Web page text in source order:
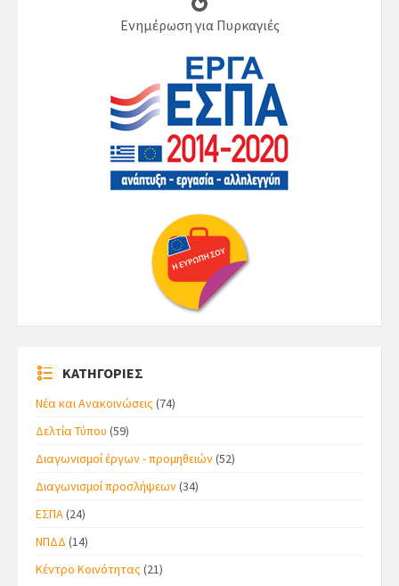
Ενημέρωση για Πυρκαγιές
ΚΑΤΗΓΟΡΙΕΣ
Νέα και Ανακοινώσεις(74)
Δελτία Τύπου (59)
Διαγωνισμοί έργων - προμηθειών(52)
Διαγωνισμοί προσλήψεων(34)
ΕΣΠΑ(24)
ΝΠΔΔ (14)
Κέντρο Κοινότητας(21)